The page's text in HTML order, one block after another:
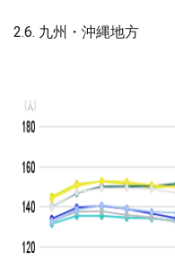
2.6. 九州・沖縄地方